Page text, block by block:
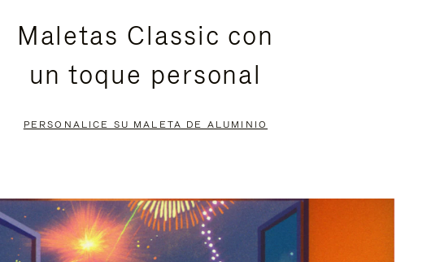
Maletas Classic con
un toque personal
PERSONALICE SU MALETA DE ALUMINIO